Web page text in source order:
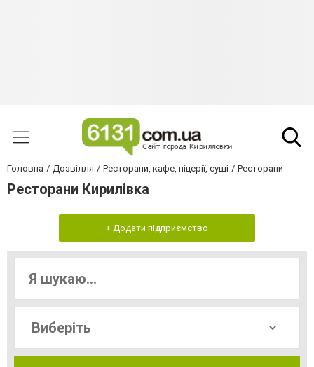
Головна Дозвілля Ресторани, кафе, піцерії, суші Ресторани
Ресторани Кирилівка
+ Додати підприємство